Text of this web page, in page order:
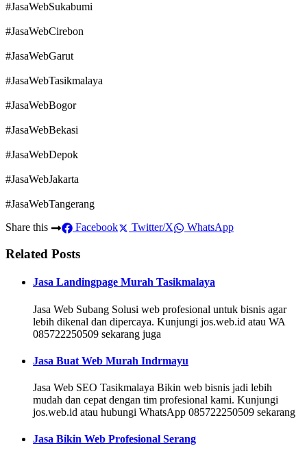
#JasaWebSukabumi
#JasaWebCirebon
#JasaWebGarut
#JasaWebTasikmalaya
#JasaWebBogor
#JasaWebBekasi
#JasaWebDepok
#JasaWebJakarta
#JasaWebTangerang
Share this
Facebook Twitter/X WhatsApp
Related Posts
Jasa Landingpage Murah Tasikmalaya
Jasa Web Subang Solusi web profesional untuk bisnis agar
lebih dikenal dan dipercaya. Kunjungi jos.web.id atau WA
085722250509 sekarang juga
Jasa Buat Web Murah Indrmayu
Jasa Web SEO Tasikmalaya Bikin web bisnis jadi lebih
mudah dan cepat dengan tim profesional kami. Kunjungi
jos.web.id atau hubungi WhatsApp 085722250509 sekarang
Jasa Bikin Web Profesional Serang